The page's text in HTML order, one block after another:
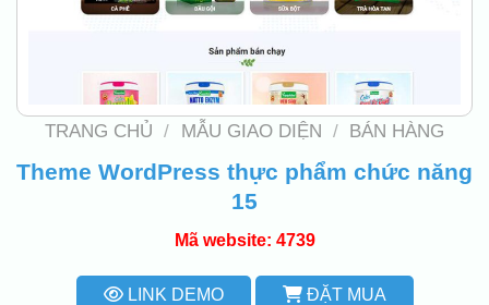
TRANG CHỦ / MẪU GIAO DIỆN / BÁN HÀNG
Theme WordPress thực phẩm chức năng
15
Mã website: 4739
LINK DEMO ĐẶT MUA